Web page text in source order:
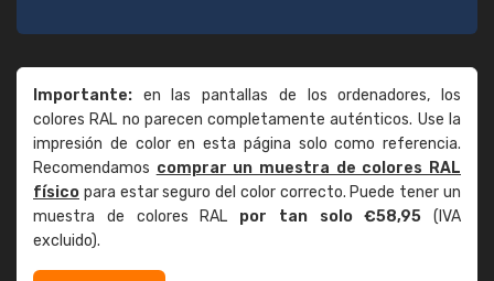
Importante: en las pantallas de los ordenadores, los
colores RAL no parecen completamente auténticos. Use la
impresión de color en esta página solo como referencia.
Recomendamos comprar un muestra de colores RAL
físico para estar seguro del color correcto. Puede tener un
muestra de colores RAL por tan solo €58,95 (IVA
excluido).